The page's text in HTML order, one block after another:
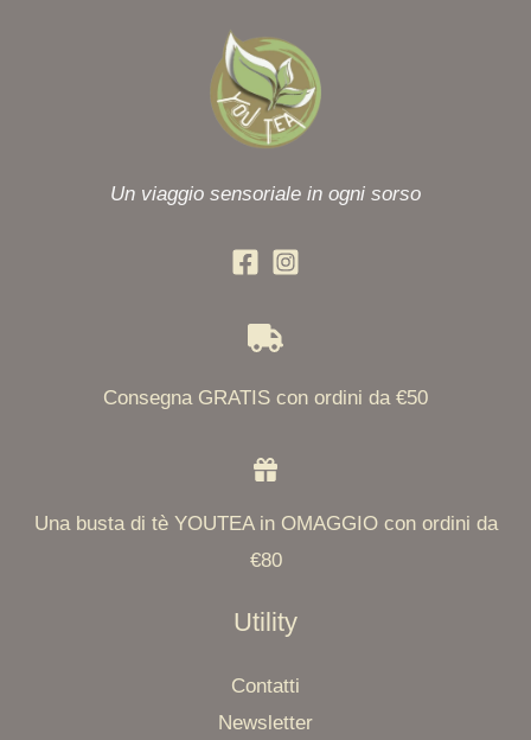
Un viaggio sensoriale in ogni sorso
Consegna GRATIS con ordini da €50
Una busta di tè YOUTEA in OMAGGIO con ordini da
€80
Utility
Contatti
Newsletter